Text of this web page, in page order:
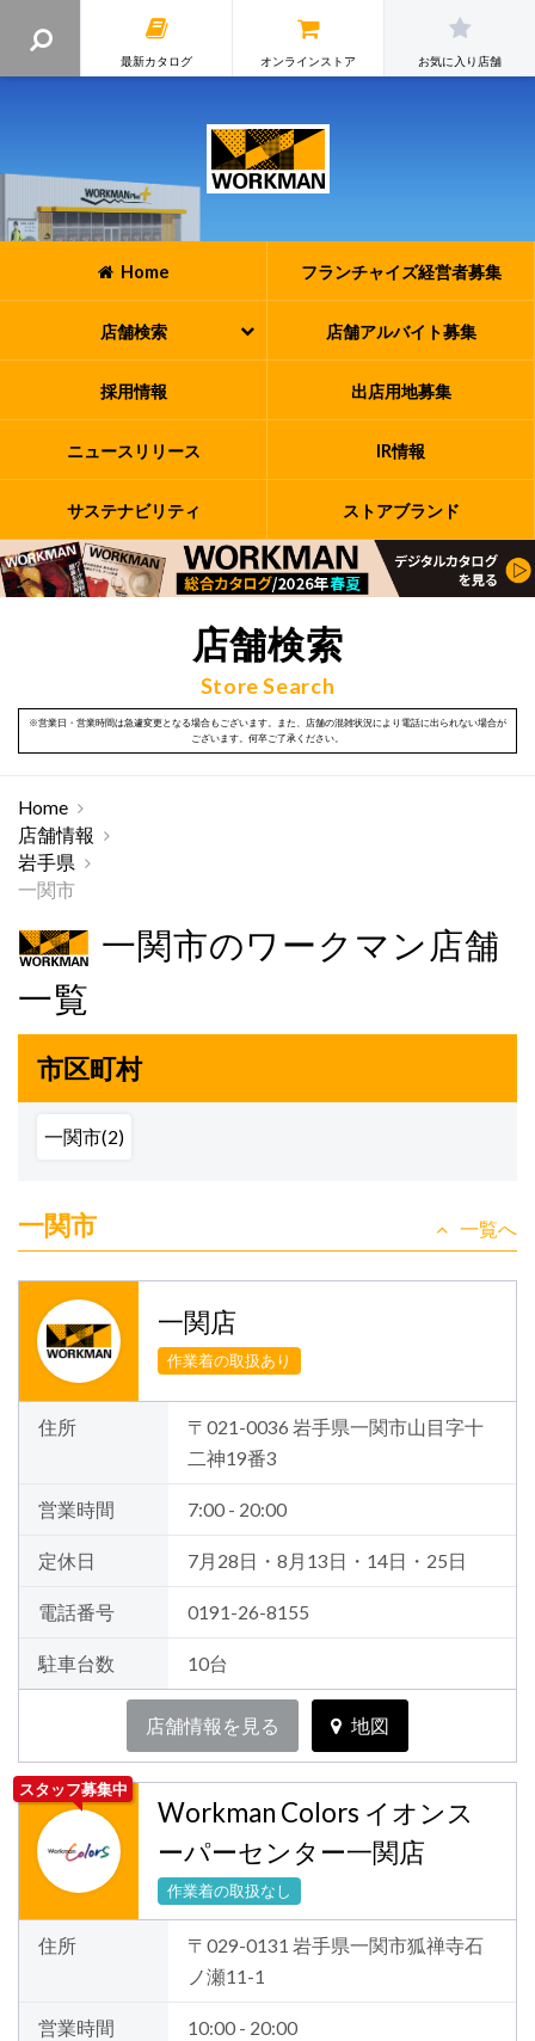
最新カタログ オンラインストア お気に入り店舗
Home フランチャイズ経営者募集
店舗検索 店舗アルバイト募集
採用情報 出店用地募集
ニュースリリース IR情報
サステナビリティ ストアブランド
店舗検索
Store Search
※営業日・営業時間は急遽変更となる場合もございます。また、店舗の混雑状況により電話に出られない場合が
ございます。何卒ご了承ください。
Home
店舗情報
岩手県
一関市
一関市のワークマン店舗
一覧
市区町村
一関市(2)
一関市 一覧へ
一関店
作業着の取扱あり
住所
〒021-0036 岩手県一関市山目字十
二神19番3
営業時間 7:00 - 20:00
定休日 7月28日・8月13日・14日・25日
電話番号 0191-26-8155
駐車台数 10台
店舗情報を見る 地図
スタッフ募集中
Workman Colors イオンス
ーパーセンター一関店
作業着の取扱なし
住所
〒029-0131 岩手県一関市狐禅寺石
ノ瀬11-1
営業時間 10:00 - 20:00